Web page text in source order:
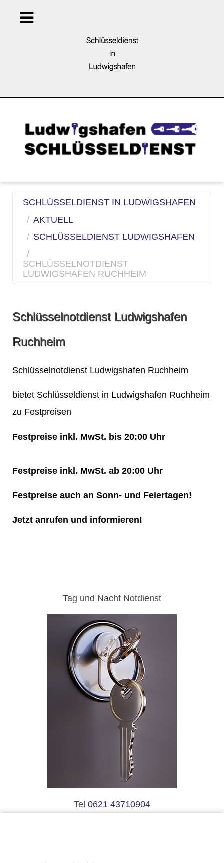
SCHLÜSSELDIENST IN LUDWIGSHAFEN
AKTUELL
SCHLÜSSELDIENST LUDWIGSHAFEN
SCHLÜSSELNOTDIENST
LUDWIGSHAFEN RUCHHEIM
Schlüsselnotdienst Ludwigshafen
Ruchheim
Schlüsselnotdienst Ludwigshafen Ruchheim
bietet Schlüsseldienst in Ludwigshafen Ruchheim
zu Festpreisen
Festpreise inkl. MwSt. bis 20:00 Uhr
Festpreise inkl. MwSt. ab 20:00 Uhr
Festpreise auch an Sonn- und Feiertagen!
Jetzt anrufen und informieren!
Tag und Nacht Notdienst
Tel 0621 43710904